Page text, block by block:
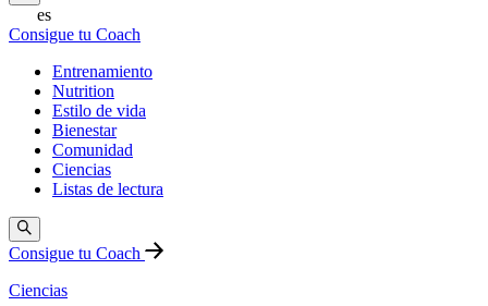
es
Consigue tu Coach
Entrenamiento
Nutrition
Estilo de vida
Bienestar
Comunidad
Ciencias
Listas de lectura
Consigue tu Coach
Ciencias